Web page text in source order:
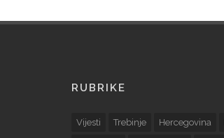
RUBRIKE
Vijesti Trebinje Hercegovina